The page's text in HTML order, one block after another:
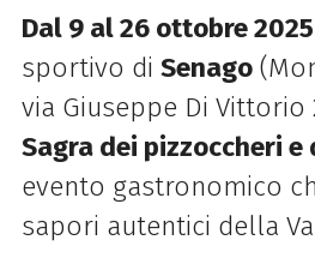
Dal 9 al 26 ottobre 2025
sportivo di Senago
via Giuseppe Di Vittorio
Sagra dei pizzoccheri e
evento gastronomico
sapori autentici della